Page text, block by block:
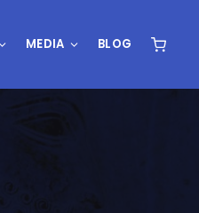
MEDIA BLOG